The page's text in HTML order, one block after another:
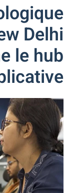
Delhi
le hub